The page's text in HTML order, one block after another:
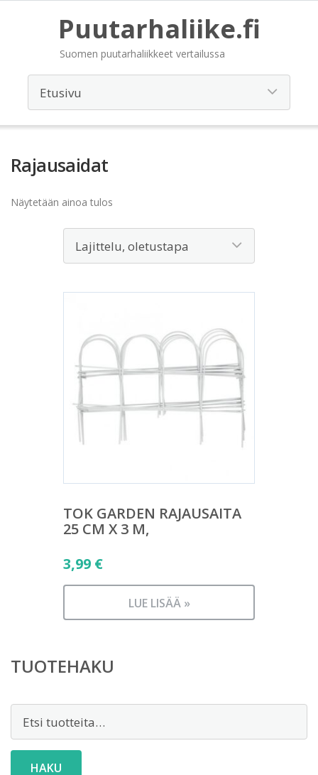
Puutarhaliike.fi
Suomen puutarhaliikkeet vertailussa
Rajausaidat
Näytetään ainoa tulos
TOK GARDEN RAJAUSAITA
25 CM X 3 M,
3,99 €
LUE LISÄÄ »
TUOTEHAKU
HAKU